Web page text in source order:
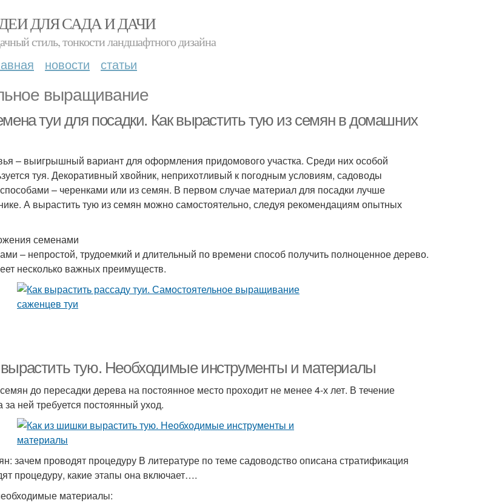
ДЛЯ САДА И ДАЧИ
стиль, тонкости ландшафтного дизайна
новости статьи
выращивание
туи для посадки. Как вырастить тую из семян в домашних
– выигрышный вариант для оформления придомового участка. Среди них особой
туя. Декоративный хвойник, неприхотливый к погодным условиям, садоводы
– черенками или из семян. В первом случае материал для посадки лучше
А вырастить тую из семян можно самостоятельно, следуя рекомендациям опытных
семенами
– непростой, трудоемкий и длительный по времени способ получить полноценное дерево.
несколько важных преимуществ.
тую. Необходимые инструменты и материалы
до пересадки дерева на постоянное место проходит не менее 4-х лет. В течение
за ней требуется постоянный уход.
зачем проводят процедуру В литературе по теме садоводство описана стратификация
процедуру, какие этапы она включает….
материалы: